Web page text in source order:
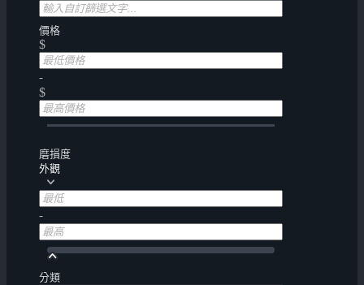
價格
$
-
$
磨損度
外觀
-
分類